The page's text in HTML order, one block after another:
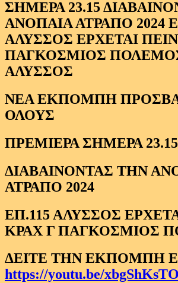
ΑΛΥΣΣΟΣ
ΝΕΑ ΕΚΠΟΜΠΗ
ΟΛΟΥΣ
ΠΡΕΜΙΕΡΑ ΣΗΜΕΡΑ 23.15
ΔΙΑΒΑΙΝΟΝΤΑΣ ΤΗΝ
ΑΤΡΑΠΟ 2024
ΕΠ.115 ΑΛΥΣΣΟΣ
ΚΡΑΧ Γ ΠΑΓΚΟΣΜΙΟΣ
ΔΕΙΤΕ ΤΗΝ ΕΚΠΟΜΠΗ
https://youtu.be/